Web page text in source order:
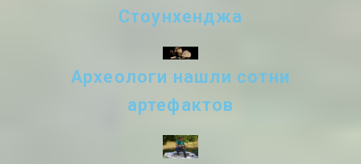
Стоунхенджа
Археологи нашли сотни
артефактов